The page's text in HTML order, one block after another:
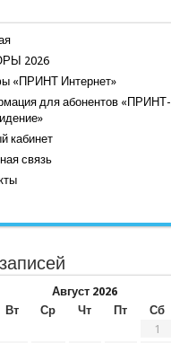
2026
«ПРИНТ Интернет»
для абонентов «ПРИНТ-
кабинет
связь
Август 2026
Вт Ср Чт Пт Сб
1